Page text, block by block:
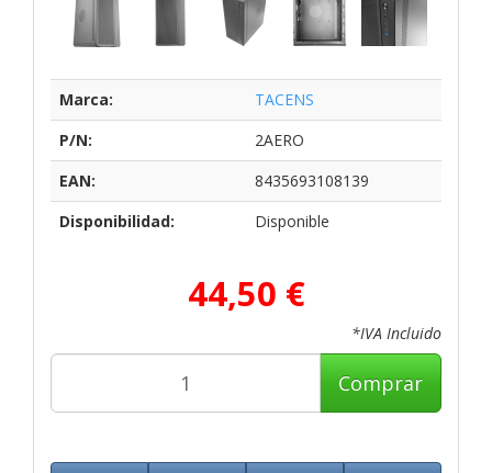
Marca:
TACENS
P/N:
2AERO
EAN:
8435693108139
Disponibilidad:
Disponible
44,50 €
*IVA Incluido
Comprar